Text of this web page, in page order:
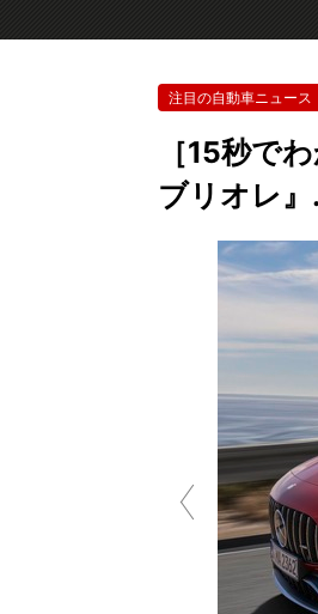
注目の自動車ニュース
［15秒で
ブリオレ